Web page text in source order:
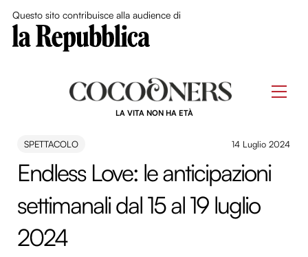
Questo sito contribuisce alla audience di
LA VITA NON HA ETÀ
SPETTACOLO 14 Luglio 2024
Endless Love: le anticipazioni
settimanali dal 15 al 19 luglio
2024